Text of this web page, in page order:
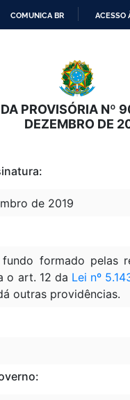
O
CONTEÚDO
COMUNICA BR ACESSO
PROVISÓRIA Nº
DEZEMBRO DE
de 2019
formado pelas
o art. 12 da Lei nº
outras providências.